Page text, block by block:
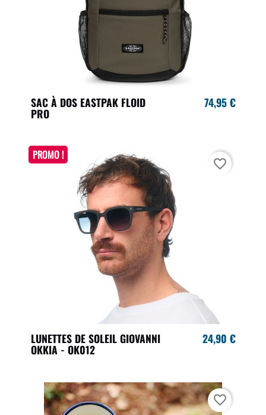
SAC À DOS EASTPAK FLOID
PRO
74,95 €
LUNETTES DE SOLEIL GIOVANNI
OKKIA - OK012
24,90 €
PROMO !
favorite_border
favorite_border